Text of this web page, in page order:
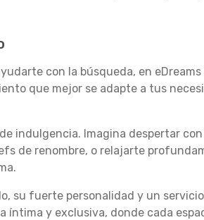
con la búsqueda, en
que mejor se adapte a tus
indulgencia. Imagina despertar
de renombre, o relajarte
su fuerte personalidad y un
y exclusiva, donde cada